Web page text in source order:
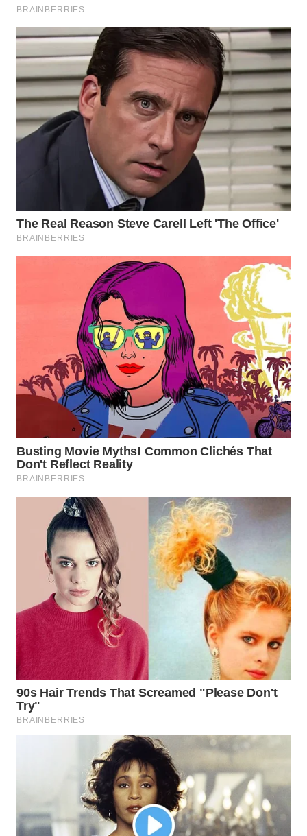
LIKUPANG
WN
LABUANBAJO
WN
BORNEO
Wahana
NEWS
WAHANA
INFRASTRUKTUR
WAHANA
KONSUMEN
WAHANA
LISTRIK
WAHANA
TRAVEL
WAHANA
TV
WAHANANEWS
ID
WAHANANEWS
CO ID
WAHANANEWS
NET
WAHANA
UMKM